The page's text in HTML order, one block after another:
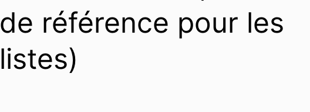
de référence pour les
listes)